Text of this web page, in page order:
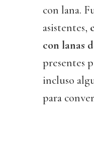
con lana.
asistentes,
con lanas
presentes
incluso
para